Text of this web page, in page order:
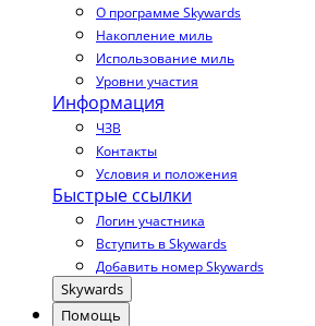
О программе Skywards
Накопление миль
Использование миль
Уровни участия
Информация
ЧЗВ
Контакты
Условия и положения
Быстрые ссылки
Логин участника
Вступить в Skywards
Добавить номер Skywards
Skywards
Помощь